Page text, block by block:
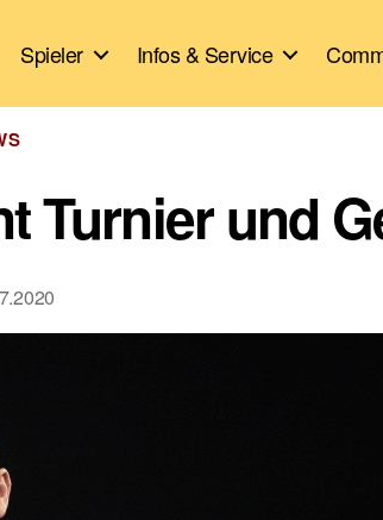
Spieler Infos & Service
Turnier und